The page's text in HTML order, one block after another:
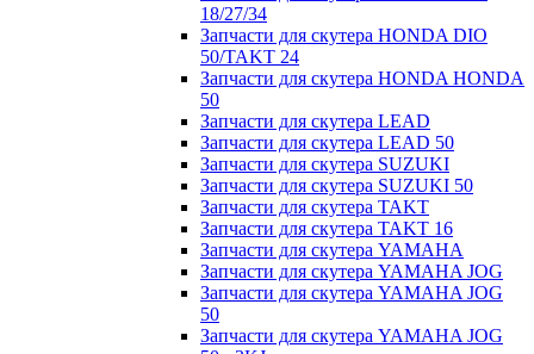
18/27/34
Запчасти для скутера HONDA DIO
50/TAKT 24
Запчасти для скутера HONDA HONDA
50
Запчасти для скутера LEAD
Запчасти для скутера LEAD 50
Запчасти для скутера SUZUKI
Запчасти для скутера SUZUKI 50
Запчасти для скутера TAKT
Запчасти для скутера TAKT 16
Запчасти для скутера YAMAHA
Запчасти для скутера YAMAHA JOG
Запчасти для скутера YAMAHA JOG
50
Запчасти для скутера YAMAHA JOG